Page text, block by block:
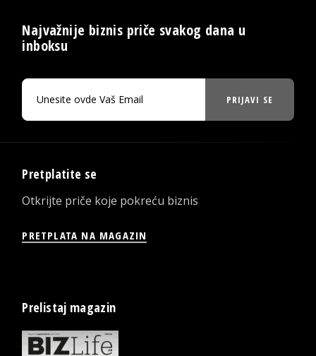
Najvažnije biznis priče svakog dana u
inboksu
PRIJAVI SE
Pretplatite se
Otkrijte priče koje pokreću biznis
PRETPLATA NA MAGAZIN
Prelistaj magazin